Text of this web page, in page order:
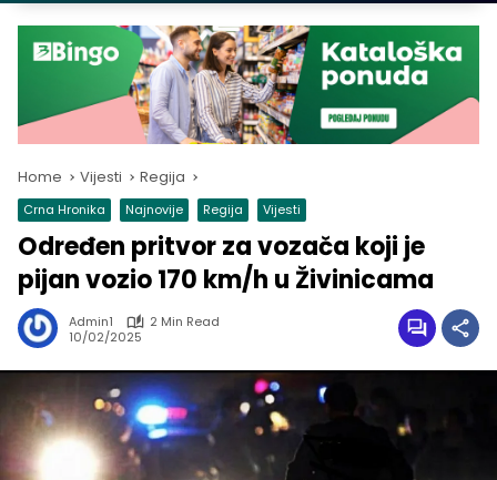
Home Vijesti Regija
Crna Hronika Najnovije Regija Vijesti
Određen pritvor za vozača koji je
pijan vozio 170 km/h u Živinicama
Admin1
2 Min Read
10/02/2025